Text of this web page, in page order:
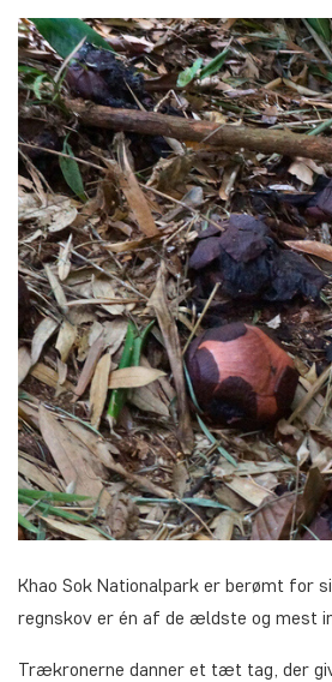
Khao Sok Nationalpark er berømt for
regnskov er én af de ældste og mest
Trækronerne danner et tæt tag, der